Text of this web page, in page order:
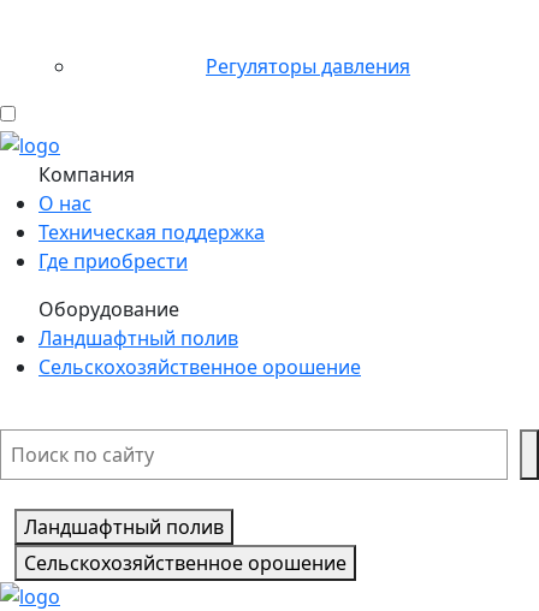
Регуляторы давления
Компания
О нас
Техническая поддержка
Где приобрести
Оборудование
Ландшафтный полив
Сельскохозяйственное орошение
Ландшафтный полив
Сельскохозяйственное орошение